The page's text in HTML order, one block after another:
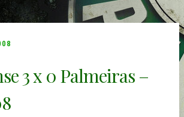
3 x 0 Palmeiras –